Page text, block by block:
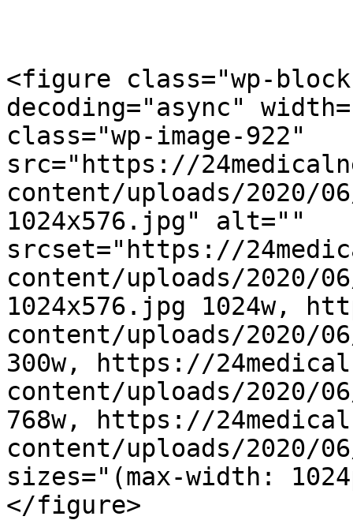
<figure class="wp-
decoding="async"
class="wp-image-922"
src="https://
content/uploads/2020/
1024x576.jpg" alt=""
srcset="https://
content/uploads/2020/
1024x576.jpg 1024w,
content/uploads/2020/
300w, https://
content/uploads/2020/
768w, https://
content/uploads/2020/
sizes="(max-width:
</figure>